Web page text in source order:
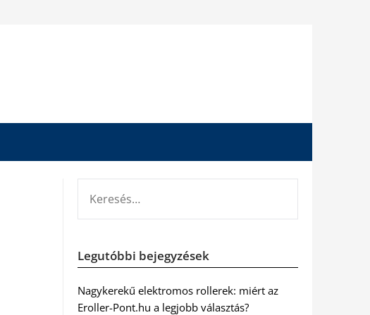
Legutóbbi bejegyzések
Nagykerekű elektromos rollerek: miért az
Eroller-Pont.hu a legjobb választás?